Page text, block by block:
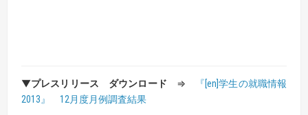
▼プレスリリース ダウンロード ⇒
『[en]学生の就職情報
2013』 12月度月例調査結果